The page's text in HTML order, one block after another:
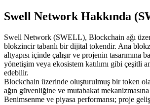
Kopya Ticaret
En iyi traderlarla güçlerinizi birleştirin
Swell Network Hakkında
Swell Network (SWELL), Blockchain ağı
blokzincir tabanlı bir dijital tokendir. Ana
altyapısı içinde çalışır ve projenin tasarımına
yönetişim veya ekosistem katılımı gibi çeşitli
edebilir.
Blockchain üzerinde oluşturulmuş bir token
ağın güvenliğine ve mutabakat mekanizmasına
Benimsenme ve piyasa performansı; proje